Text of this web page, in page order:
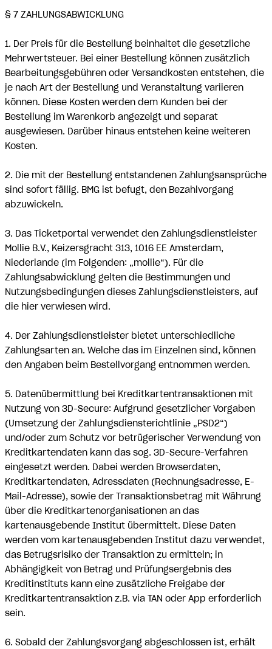
§ 7 ZAHLUNGSABWICKLUNG
1. Der Preis für die Bestellung beinhaltet die gesetzliche
Mehrwertsteuer. Bei einer Bestellung können zusätzlich
Bearbeitungsgebühren oder Versandkosten entstehen, die
je nach Art der Bestellung und Veranstaltung variieren
können. Diese Kosten werden dem Kunden bei der
Bestellung im Warenkorb angezeigt und separat
ausgewiesen. Darüber hinaus entstehen keine weiteren
Kosten.
2. Die mit der Bestellung entstandenen Zahlungsansprüche
sind sofort fällig. BMG ist befugt, den Bezahlvorgang
abzuwickeln.
3. Das Ticketportal verwendet den Zahlungsdienstleister
Mollie B.V., Keizersgracht 313, 1016 EE Amsterdam,
Niederlande (im Folgenden: „mollie“). Für die
Zahlungsabwicklung gelten die Bestimmungen und
Nutzungsbedingungen dieses Zahlungsdienstleisters, auf
die hier verwiesen wird.
4. Der Zahlungsdienstleister bietet unterschiedliche
Zahlungsarten an. Welche das im Einzelnen sind, können
den Angaben beim Bestellvorgang entnommen werden.
5. Datenübermittlung bei Kreditkartentransaktionen mit
Nutzung von 3D-Secure: Aufgrund gesetzlicher Vorgaben
(Umsetzung der Zahlungsdiensterichtlinie „PSD2“)
und/oder zum Schutz vor betrügerischer Verwendung von
Kreditkartendaten kann das sog. 3D-Secure-Verfahren
eingesetzt werden. Dabei werden Browserdaten,
Kreditkartendaten, Adressdaten (Rechnungsadresse, E-
Mail-Adresse), sowie der Transaktionsbetrag mit Währung
über die Kreditkartenorganisationen an das
kartenausgebende Institut übermittelt. Diese Daten
werden vom kartenausgebenden Institut dazu verwendet,
das Betrugsrisiko der Transaktion zu ermitteln; in
Abhängigkeit von Betrag und Prüfungsergebnis des
Kreditinstituts kann eine zusätzliche Freigabe der
Kreditkartentransaktion z.B. via TAN oder App erforderlich
sein.
6. Sobald der Zahlungsvorgang abgeschlossen ist, erhält